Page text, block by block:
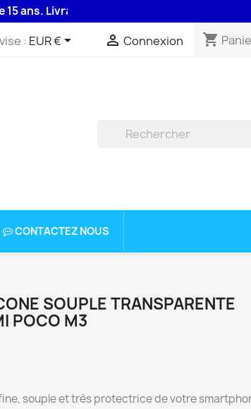
Livraison 48H assurée par la Poste .
: EUR €  Connexion shopping_cart
CONTACTEZ NOUS
SOUPLE TRANSPARENTE
POCO M3
souple et très protectrice de votre